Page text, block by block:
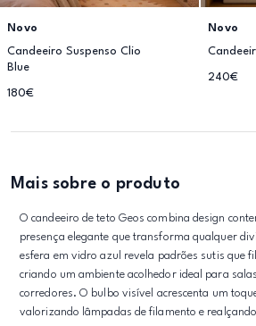
Novo
Candeeiro Suspenso Clio
Blue
180€
Novo
240€
Mais sobre o produto
O candeeiro de teto Geos combina design
presença elegante que transforma qualquer
esfera em vidro azul revela padrões sutis que
criando um ambiente acolhedor ideal para
corredores. O bulbo visível acrescenta um
valorizando lâmpadas de filamento e